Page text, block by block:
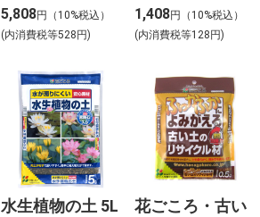
100
5,808円（10%税込）
(内消費税等528円)
200mm
1,408円（10%税込）
(内消費税等128円)
水生植物の土 5L
花ごころ・古い